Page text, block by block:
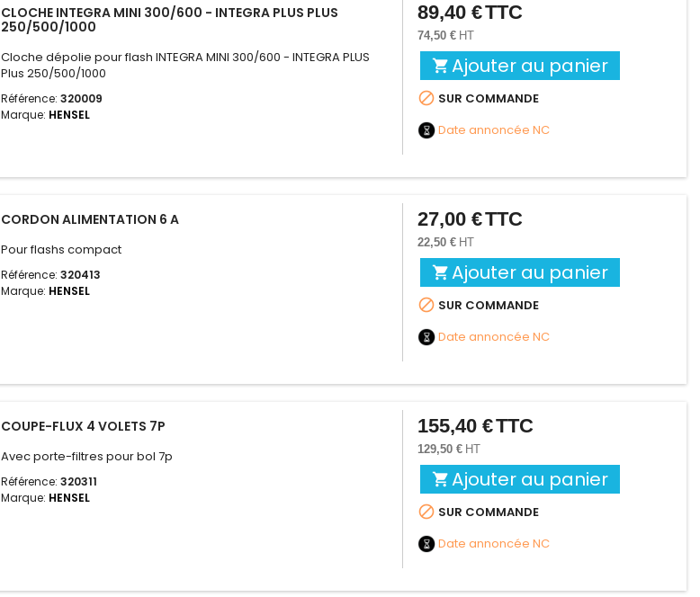
CLOCHE INTEGRA MINI 300/600 - INTEGRA PLUS PLUS
250/500/1000
Cloche dépolie pour flash INTEGRA MINI 300/600 - INTEGRA PLUS
Plus 250/500/1000
Référence: 320009
Marque: HENSEL
Prix
89,40 €TTC
74,50 € HT
 Ajouter au panier
 SUR COMMANDE
Date annoncée NC
CORDON ALIMENTATION 6 A
Pour flashs compact
Référence: 320413
Marque: HENSEL
Prix
27,00 €TTC
22,50 € HT
 Ajouter au panier
 SUR COMMANDE
Date annoncée NC
COUPE-FLUX 4 VOLETS 7P
Avec porte-filtres pour bol 7p
Référence: 320311
Marque: HENSEL
Prix
155,40 €TTC
129,50 € HT
 Ajouter au panier
 SUR COMMANDE
Date annoncée NC